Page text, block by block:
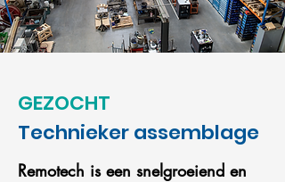
GEZOCHT
Technieker assemblage
Remotech is een snelgroeiend en